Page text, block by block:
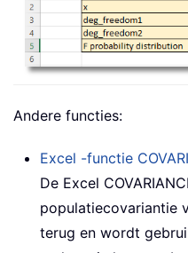
Andere functies:
Excel -functie
De Excel
populatiecovariantie
terug en wordt